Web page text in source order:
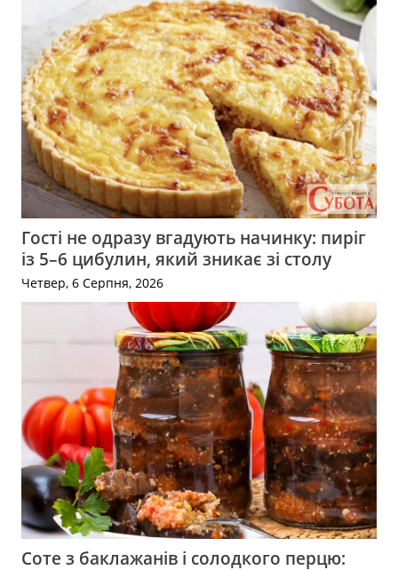
Гості не одразу вгадують начинку: пиріг
із 5–6 цибулин, який зникає зі столу
Четвер, 6 Серпня, 2026
Соте з баклажанів і солодкого перцю: